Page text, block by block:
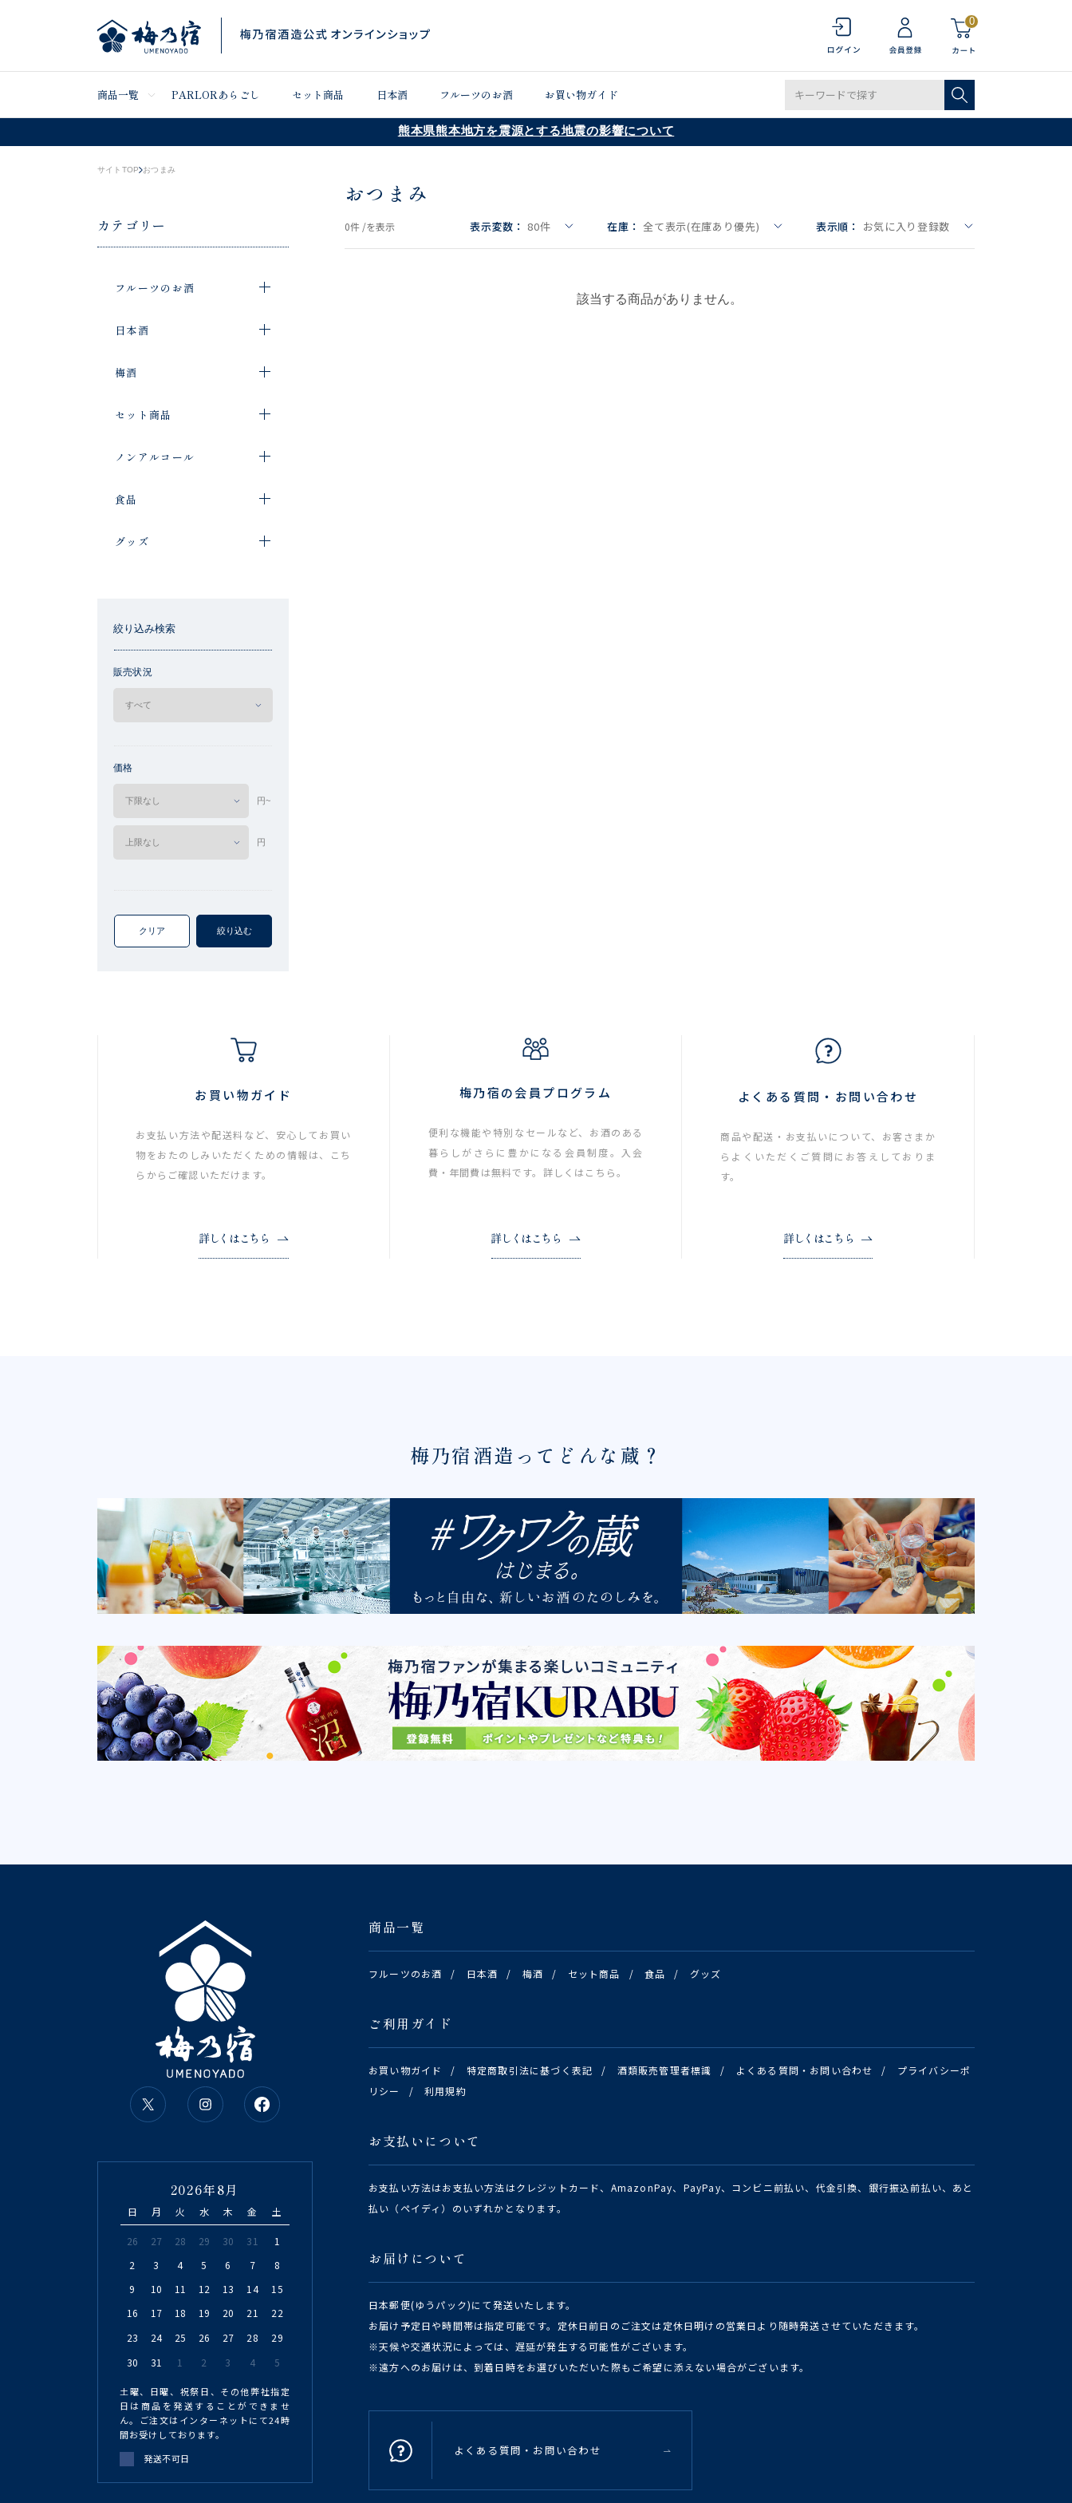
0
商品一覧 PARLORあらごし セット商品 日本酒 フルーツのお酒 お買い物ガイド
熊本県熊本地方を震源とする地震の影響について
サイトTOP おつまみ
カテゴリー
フルーツのお酒
日本酒
梅酒
セット商品
ノンアルコール
食品
グッズ
絞り込み検索
販売状況
価格
円~
円
クリア 絞り込む
おつまみ
0件 /を表示 表示変数： 80件 在庫： 全て表示(在庫あり優先) 表示順： お気に入り登録数
該当する商品がありません。
お買い物ガイド
お支払い方法や配送料など、安心してお買い
物をおたのしみいただくための情報は、こち
らからご確認いただけます。
詳しくはこちら
梅乃宿の会員プログラム
便利な機能や特別なセールなど、お酒のある
暮らしがさらに豊かになる会員制度。入会
費・年間費は無料です。詳しくはこちら。
詳しくはこちら
よくある質問・お問い合わせ
商品や配送・お支払いについて、お客さまか
らよくいただくご質問にお答えしておりま
す。
詳しくはこちら
梅乃宿酒造ってどんな蔵？
商品一覧
フルーツのお酒 / 日本酒 / 梅酒 / セット商品 / 食品 / グッズ
ご利用ガイド
お買い物ガイド / 特定商取引法に基づく表記 / 酒類販売管理者標識 / よくある質問・お問い合わせ /
プライバシーポ
リシー
/ 利用規約
お支払いについて
お支払い方法はお支払い方法はクレジットカード、AmazonPay、PayPay、コンビニ前払い、代金引換、銀行振込前払い、あと
払い（ペイディ）のいずれかとなります。
お届けについて
日本郵便(ゆうパック)にて発送いたします。
お届け予定日や時間帯は指定可能です。定休日前日のご注文は定休日明けの営業日より随時発送させていただきます。
※天候や交通状況によっては、遅延が発生する可能性がございます。
※遠方へのお届けは、到着日時をお選びいただいた際もご希望に添えない場合がございます。
よくある質問・お問い合わせ
2026年8月
日 月 火 水 木 金 土
26 27 28 29 30 31
1
2
3 4 5 6 7
8
9
10 11 12 13 14
15
16
17 18 19 20 21
22
23
24 25 26 27 28
29
30
31 1 2 3 4 5
土曜、日曜、祝祭日、その他弊社指定
日は商品を発送することができませ
ん。ご注文はインターネットにて24時
間お受けしております。
発送不可日